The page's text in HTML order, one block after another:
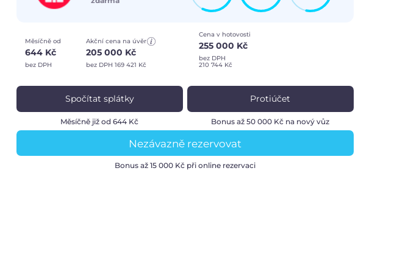
Měsíčně od
644 Kč
bez DPH
Akční cena na úvěr
205 000 Kč
bez DPH 169 421 Kč
Cena v hotovosti
255 000 Kč
bez DPH
210 744 Kč
Spočítat splátky
Měsíčně již od 644 Kč
Protiúčet
Bonus až 50 000 Kč na nový vůz
Nezávazně rezervovat
Bonus až 15 000 Kčpři online rezervaci